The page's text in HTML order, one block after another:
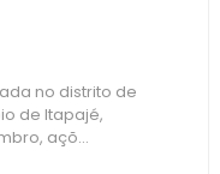
no distrito de
de Itapajé,
açõ...